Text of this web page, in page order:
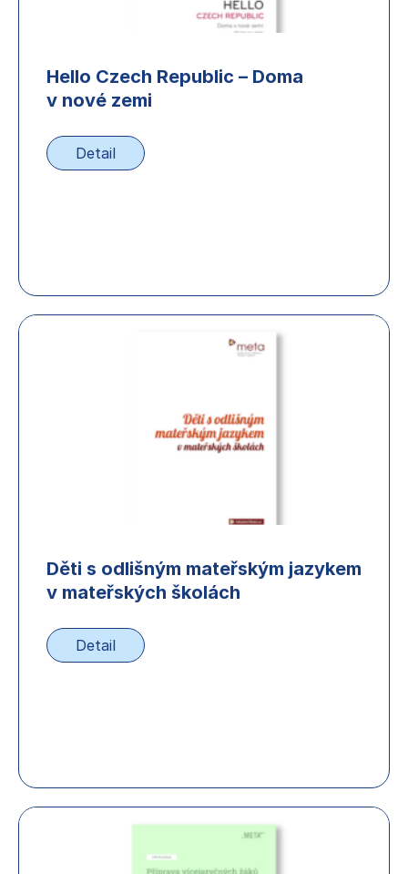
Hello Czech Republic – Doma
v nové zemi
Detail
Děti s odlišným mateřským jazykem
v mateřských školách
Detail